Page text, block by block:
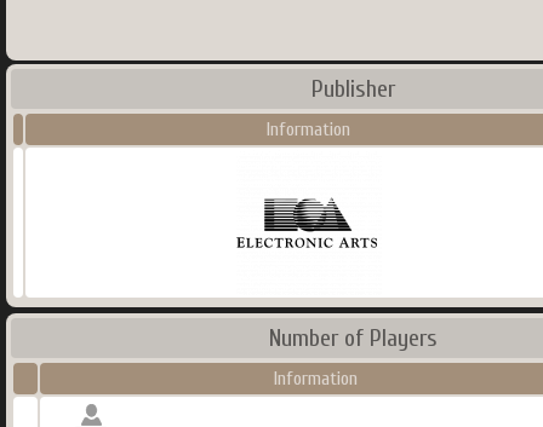
Publisher
Information
Number of Players
Information